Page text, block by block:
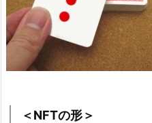
＜NFTの形＞